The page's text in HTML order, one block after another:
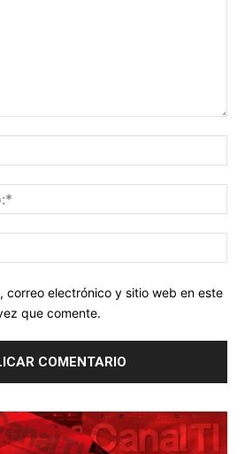
correo electrónico y sitio web en este
que comente.